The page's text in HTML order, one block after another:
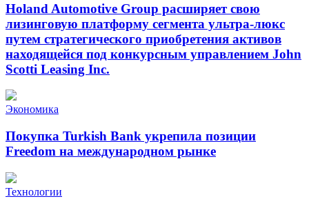
Holand Automotive Group расширяет свою
лизинговую платформу сегмента ультра-люкс
путем стратегического приобретения активов
находящейся под конкурсным управлением John
Scotti Leasing Inc.
Экономика
Покупка Turkish Bank укрепила позиции
Freedom на международном рынке
Технологии